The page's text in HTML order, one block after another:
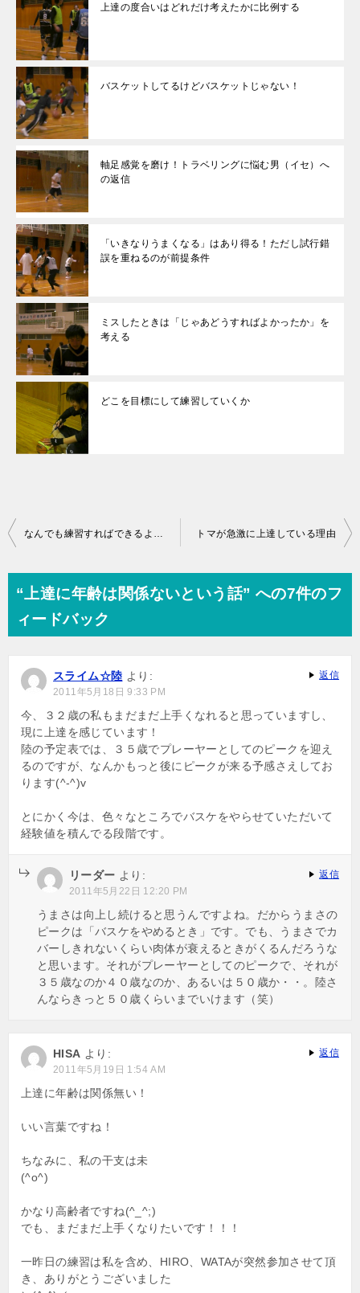
上達の度合いはどれだけ考えたかに比例する
バスケットしてるけどバスケットじゃない！
軸足感覚を磨け！トラベリングに悩む男（イセ）へ
の返信
「いきなりうまくなる」はあり得る！ただし試行錯
誤を重ねるのが前提条件
ミスしたときは「じゃあどうすればよかったか」を
考える
どこを目標にして練習していくか
投
ゲ
シ
ョ
ン
トマが急激に上達している理由
“上達に年齢は関係ないという話” への7件のフ
ィードバック
スライム☆陸 より:
2011年5月18日 9:33 PM
今、３２歳の私もまだまだ上手くなれると思っていますし、
現に上達を感じています！
陸の予定表では、３５歳でプレーヤーとしてのピークを迎え
るのですが、なんかもっと後にピークが来る予感さえしてお
ります(^-^)v
とにかく今は、色々なところでバスケをやらせていただいて
経験値を積んでる段階です。
返信
リーダー より:
2011年5月22日 12:20 PM
うまさは向上し続けると思うんですよね。だからうまさの
ピークは「バスケをやめるとき」です。でも、うまさでカ
バーしきれないくらい肉体が衰えるときがくるんだろうな
と思います。それがプレーヤーとしてのピークで、それが
３５歳なのか４０歳なのか、あるいは５０歳か・・。陸さ
んならきっと５０歳くらいまでいけます（笑）
返信
HISA より:
2011年5月19日 1:54 AM
上達に年齢は関係無い！
いい言葉ですね！
ちなみに、私の干支は未
(^o^)
かなり高齢者ですね(^_^;)
でも、まだまだ上手くなりたいです！！！
一昨日の練習は私を含め、HIRO、WATAが突然参加させて頂
き、ありがとうございました
返信